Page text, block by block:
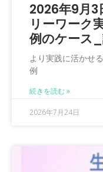
2026年9月3
リーワーク
例のケース
より実践に活かせ
例
続きを読む »
2026年7月24日